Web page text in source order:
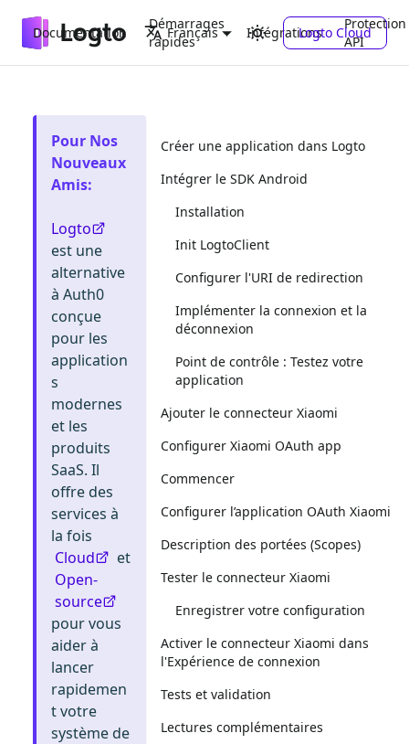
Documentation
Démarrages
rapides
Intégrations
Protection
API
Français Logto Cloud
Pour Nos
Nouveaux
Amis:
Logto
est une
alternative
à Auth0
conçue
pour les
application
s
modernes
et les
produits
SaaS. Il
offre des
services à
la fois
Cloud
et
Open-
source
pour vous
aider à
lancer
rapidemen
t votre
système de
Créer une application dans Logto
Intégrer le SDK Android
Installation
Init LogtoClient
Configurer l'URI de redirection
Implémenter la connexion et la
déconnexion
Point de contrôle : Testez votre
application
Ajouter le connecteur Xiaomi
Configurer Xiaomi OAuth app
Commencer
Configurer l’application OAuth Xiaomi
Description des portées (Scopes)
Tester le connecteur Xiaomi
Enregistrer votre configuration
Activer le connecteur Xiaomi dans
l'Expérience de connexion
Tests et validation
Lectures complémentaires